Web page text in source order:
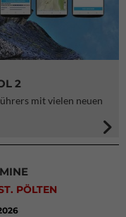
2
mit vielen neuen
PÖLTEN